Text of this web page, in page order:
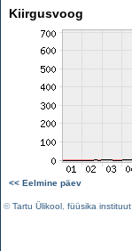
Kiirgusvoog
<< Eelmine päev
©Tartu Ülikool füüsika instituut